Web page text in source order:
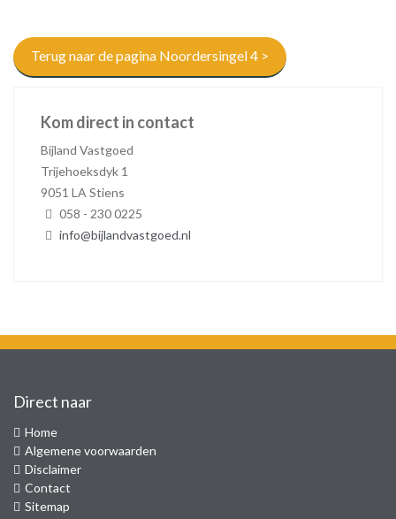
Terug naar de pagina Noordersingel 4 >
Kom direct in contact
Bijland Vastgoed
Trijehoeksdyk 1
9051 LA Stiens
058 - 230 0225
info@bijlandvastgoed.nl
Direct naar
Home
Algemene voorwaarden
Disclaimer
Contact
Sitemap